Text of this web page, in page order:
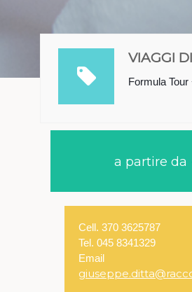
VIAGGI
Formula
a partire da
Cell. 370 3625787​
Tel. 045 8341329
Email